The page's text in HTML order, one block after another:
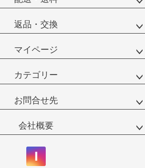
返品・交換
マイページ
カテゴリー
お問合せ先
会社概要